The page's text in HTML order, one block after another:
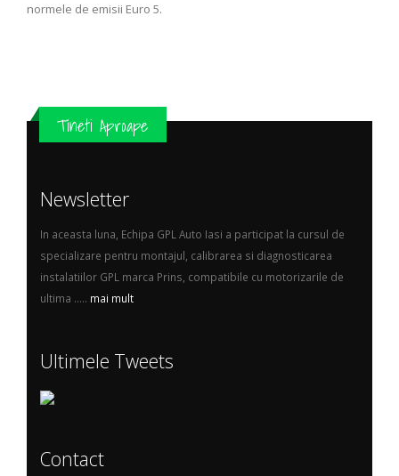
normele de emisii Euro 5.
Tineti Aproape
Newsletter
In aceasta luna, Echipa GPL Auto Iasi a participat la cursul de
specializare pentru montajul, calibrarea si diagnosticarea
instalatiilor GPL marca Prins, compatibile cu motorizarile de
ultima ..... mai mult
Ultimele Tweets
Contact